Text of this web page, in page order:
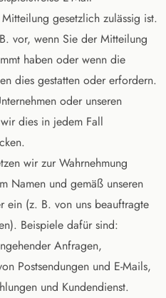
gesetzlich zulässig ist.
vor, wenn Sie der Mitteilung
haben oder wenn die
dies gestatten oder erfordern.
oder unseren
dies in jedem Fall
wir zur Wahrnehmung
Namen und gemäß unseren
ein (z. B. von uns beauftragte
Beispiele dafür sind:
Anfragen,
Postsendungen und E-Mails,
und Kundendienst.